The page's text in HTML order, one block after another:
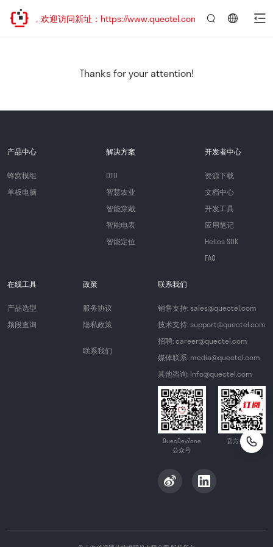
已迁移，欢迎访问新址：https://www.quectel.com.cn
Thanks for your attention!
产品中心
蜂窝模组
单板电脑
解决方案
DTU
智慧农业
智能穿戴
智能电表
智能定位
开发者中心
资源下载
文档中心
开发工具
应用笔记
Helios SDK
FAQ
在线工具
产品选型
频段查询
政策
服务协议
隐私政策
联系我们
联系我们
销售支持: sales@quectel.com
技术支持: support@quectel.com
招聘: career@quectel.com
媒体联系: media@quectel.com
其他咨询: info@quectel.com
QuecDevZone
公众号
官方公众号